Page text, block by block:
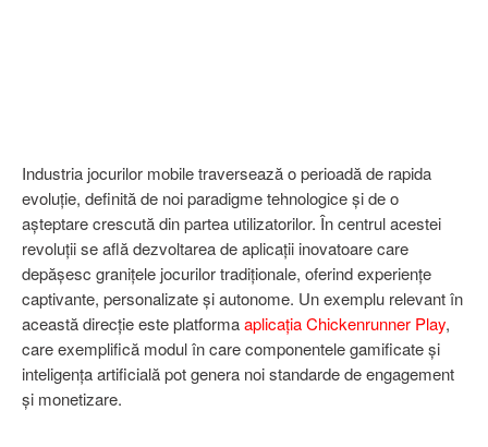
Industria jocurilor mobile traversează o perioadă de rapida
evoluție, definită de noi paradigme tehnologice și de o
așteptare crescută din partea utilizatorilor. În centrul acestei
revoluții se află dezvoltarea de aplicații inovatoare care
depășesc granițele jocurilor tradiționale, oferind experiențe
captivante, personalizate și autonome. Un exemplu relevant în
această direcție este platformaaplicația Chickenrunner Play,
care exemplifică modul în care componentele gamificate și
inteligența artificială pot genera noi standarde de engagement
și monetizare.